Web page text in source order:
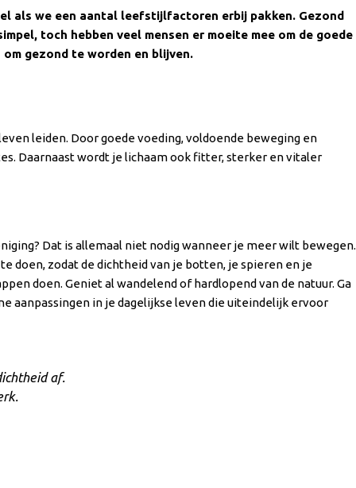
als we een aantal leefstijlfactoren erbij pakken. Gezond
toch hebben veel mensen er moeite mee om de goede
gezond te worden en blijven.
leiden. Door goede voeding, voldoende beweging en
Daarnaast wordt je lichaam ook fitter, sterker en vitaler
Dat is allemaal niet nodig wanneer je meer wilt bewegen.
doen, zodat de dichtheid van je botten, je spieren en je
doen. Geniet al wandelend of hardlopend van de natuur. Ga
aanpassingen in je dagelijkse leven die uiteindelijk ervoor
af.